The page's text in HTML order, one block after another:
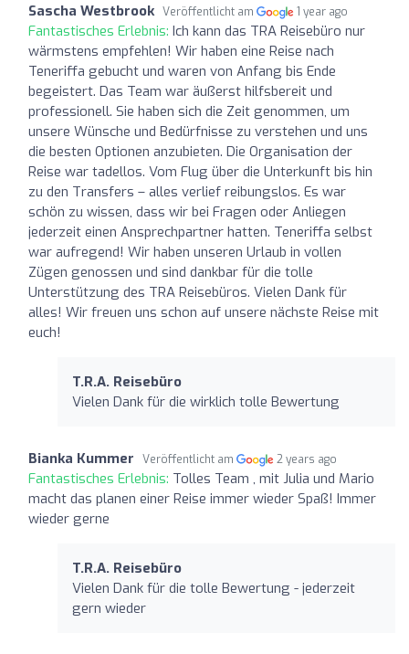
Sascha Westbrook Veröffentlicht am 1 year ago
Fantastisches Erlebnis: Ich kann das TRA Reisebüro nur
wärmstens empfehlen! Wir haben eine Reise nach
Teneriffa gebucht und waren von Anfang bis Ende
begeistert. Das Team war äußerst hilfsbereit und
professionell. Sie haben sich die Zeit genommen, um
unsere Wünsche und Bedürfnisse zu verstehen und uns
die besten Optionen anzubieten. Die Organisation der
Reise war tadellos. Vom Flug über die Unterkunft bis hin
zu den Transfers – alles verlief reibungslos. Es war
schön zu wissen, dass wir bei Fragen oder Anliegen
jederzeit einen Ansprechpartner hatten. Teneriffa selbst
war aufregend! Wir haben unseren Urlaub in vollen
Zügen genossen und sind dankbar für die tolle
Unterstützung des TRA Reisebüros. Vielen Dank für
alles! Wir freuen uns schon auf unsere nächste Reise mit
euch!
T.R.A. Reisebüro
Vielen Dank für die wirklich tolle Bewertung
Bianka Kummer Veröffentlicht am 2 years ago
Fantastisches Erlebnis: Tolles Team , mit Julia und Mario
macht das planen einer Reise immer wieder Spaß! Immer
wieder gerne
T.R.A. Reisebüro
Vielen Dank für die tolle Bewertung - jederzeit
gern wieder